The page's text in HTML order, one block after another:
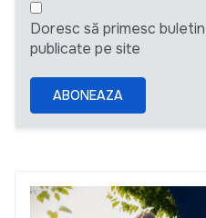
Doresc să primesc
publicate pe site
ABONEAZA